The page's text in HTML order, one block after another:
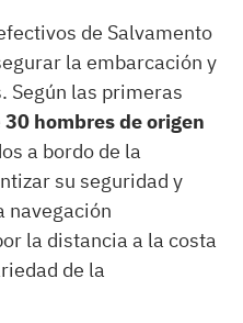
de Salvamento
la embarcación y
Según las primeras
30 hombres de origen
a bordo de la
su seguridad y
navegación
la distancia a la costa
de la